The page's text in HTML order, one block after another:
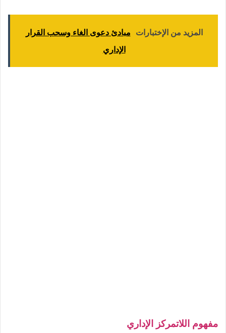
المزيد من الإختبارات
مبادئ دعوى الغاء وسحب القرار
الإداري
مفهوم اللاتمركز الإداري